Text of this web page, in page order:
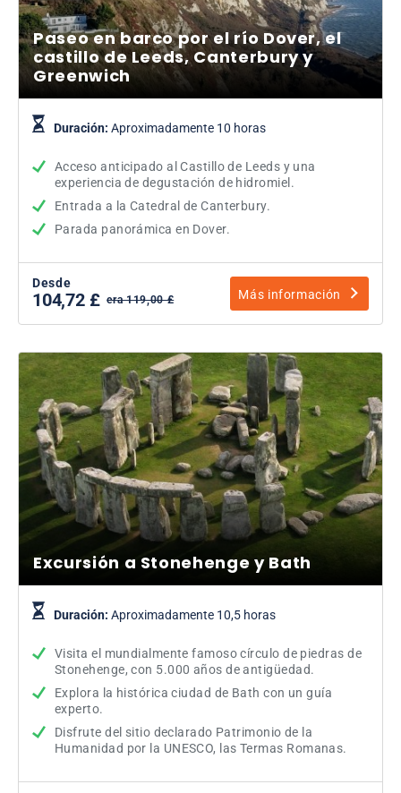
Paseo en barco por el río Dover, el
castillo de Leeds, Canterbury y
Greenwich
Duración: Aproximadamente 10 horas
Acceso anticipado al Castillo de Leeds y una
experiencia de degustación de hidromiel.
Entrada a la Catedral de Canterbury.
Parada panorámica en Dover.
Desde
104,72 £ era 119,00 £ Más información
Excursión a Stonehenge y Bath
Duración: Aproximadamente 10,5 horas
Visita el mundialmente famoso círculo de piedras de
Stonehenge, con 5.000 años de antigüedad.
Explora la histórica ciudad de Bath con un guía
experto.
Disfrute del sitio declarado Patrimonio de la
Humanidad por la UNESCO, las Termas Romanas.